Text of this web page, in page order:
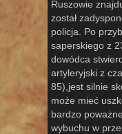
Ruszowie
został
policja. Po
saperskiego z
dowódca
artyleryjski z
85),jest silnie
może mieć
bardzo
wybuchu w